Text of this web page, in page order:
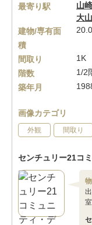
最寄り駅
山
大
建物/専有面
積
間取り
1K
階数
1/2
築年月
画像カテゴリ
外観 間取り
センチュリー21コ